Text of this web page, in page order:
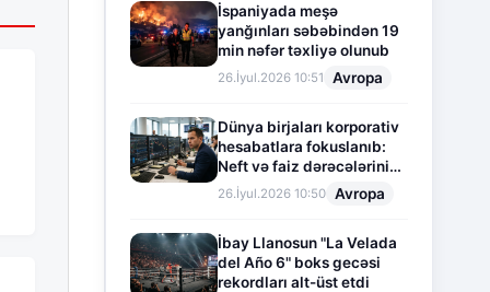
İspaniyada meşə
yanğınları səbəbindən 19
min nəfər təxliyə olunub
26.İyul.2026 10:51 Avropa
Dünya birjaları korporativ
hesabatlara fokuslanıb:
Neft və faiz dərəcələrinin
təsiri altında cari vəziyyət
26.İyul.2026 10:50 Avropa
İbay Llanosun "La Velada
del Año 6" boks gecəsi
rekordları alt-üst etdi